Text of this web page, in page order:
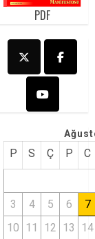
PDF
P S Ç P C
3 4 5 6
7
10 11 12 13
14